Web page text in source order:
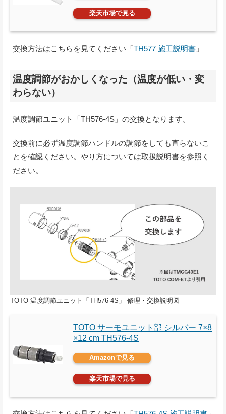
楽天市場で見る
交換方法はこちらを見てください「TH577 施工説明書 」
温度調節がおかしくなった（温度が低い・変
わらない）
温度調節ユニット「TH576-4S」の交換となります。
交換前に必ず温度調節ハンドルの調節をしても直らないこ
とを確認ください。やり方については取扱説明書を参照く
ださい。
TOTO 温度調節ユニット「TH576-4S」 修理・交換説明図
TOTO サーモユニット部 シルバー 7×8
×12 cm TH576-4S
Amazonで見る
楽天市場で見る